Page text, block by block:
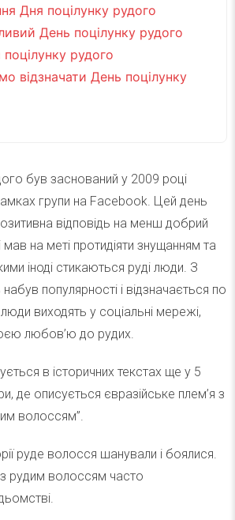
Дня поцілунку рудого
День поцілунку рудого
рудого
відзначати День поцілунку
був заснований у 2009 році
групи на Facebook. Цей день
відповідь на менш добрий
мав на меті протидіяти знущанням та
іноді стикаються руді люди. З
популярності і відзначається по
виходять у соціальні мережі,
любов’ю до рудих.
в історичних текстах ще у 5
де описується євразійське плем’я з
волоссям”.
руде волосся шанували і боялися.
з рудим волоссям часто